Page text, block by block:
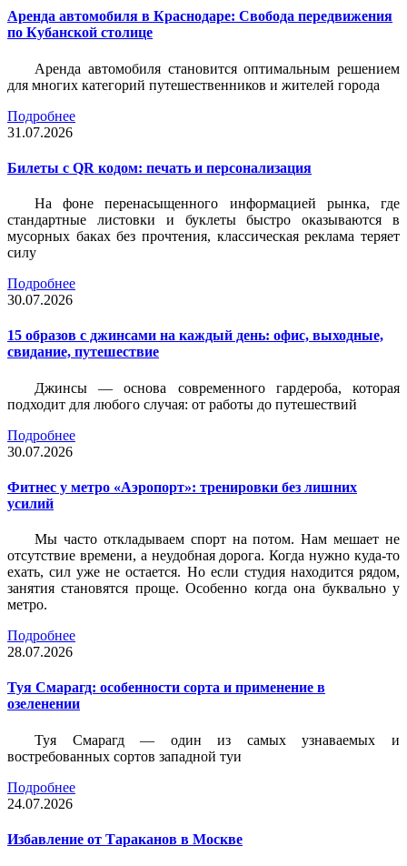
Аренда автомобиля в Краснодаре: Свобода передвижения
по Кубанской столице
Аренда автомобиля становится оптимальным решением
для многих категорий путешественников и жителей города
Подробнее
31.07.2026
Билеты c QR кодом: печать и персонализация
На фоне перенасыщенного информацией рынка, где
стандартные листовки и буклеты быстро оказываются в
мусорных баках без прочтения, классическая реклама теряет
силу
Подробнее
30.07.2026
15 образов с джинсами на каждый день: офис, выходные,
свидание, путешествие
Джинсы — основа современного гардероба, которая
подходит для любого случая: от работы до путешествий
Подробнее
30.07.2026
Фитнес у метро «Аэропорт»: тренировки без лишних
усилий
Мы часто откладываем спорт на потом. Нам мешает не
отсутствие времени, а неудобная дорога. Когда нужно куда-то
ехать, сил уже не остается. Но если студия находится рядом,
занятия становятся проще. Особенно когда она буквально у
метро.
Подробнее
28.07.2026
Туя Смарагд: особенности сорта и применение в
озеленении
Туя Смарагд — один из самых узнаваемых и
востребованных сортов западной туи
Подробнее
24.07.2026
Избавление от Тараканов в Москве